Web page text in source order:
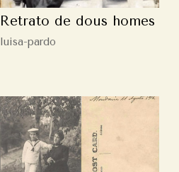
Retrato de dous homes
luisa-pardo